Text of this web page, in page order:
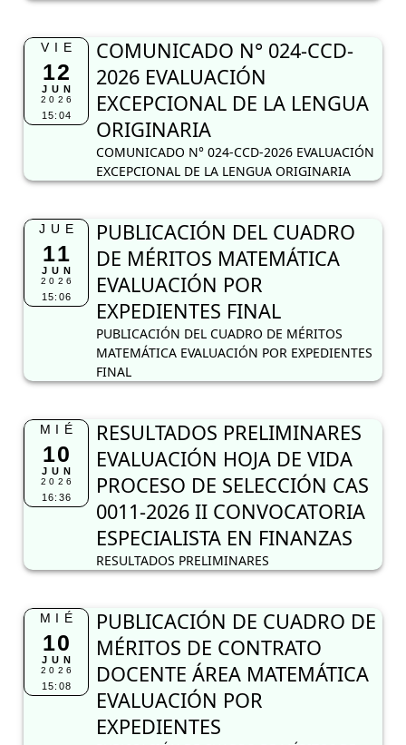
VIE
12
JUN
2026
15:04
COMUNICADO N° 024-CCD-
2026 EVALUACIÓN
EXCEPCIONAL DE LA LENGUA
ORIGINARIA
COMUNICADO N° 024-CCD-2026 EVALUACIÓN
EXCEPCIONAL DE LA LENGUA ORIGINARIA
JUE
11
JUN
2026
15:06
PUBLICACIÓN DEL CUADRO
DE MÉRITOS MATEMÁTICA
EVALUACIÓN POR
EXPEDIENTES FINAL
PUBLICACIÓN DEL CUADRO DE MÉRITOS
MATEMÁTICA EVALUACIÓN POR EXPEDIENTES
FINAL
MIÉ
10
JUN
2026
16:36
RESULTADOS PRELIMINARES
EVALUACIÓN HOJA DE VIDA
PROCESO DE SELECCIÓN CAS
0011-2026 II CONVOCATORIA
ESPECIALISTA EN FINANZAS
RESULTADOS PRELIMINARES
MIÉ
10
JUN
2026
15:08
PUBLICACIÓN DE CUADRO DE
MÉRITOS DE CONTRATO
DOCENTE ÁREA MATEMÁTICA
EVALUACIÓN POR
EXPEDIENTES